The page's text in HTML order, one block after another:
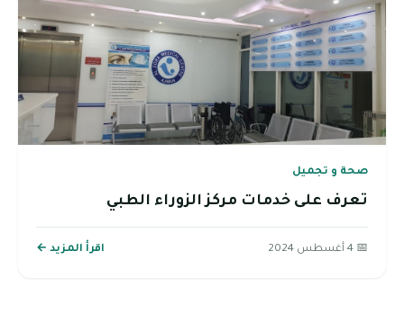
صحة و تجميل
تعرف على خدمات مركز الزوراء الطبي
📅 4 أغسطس 2024 اقرأ المزيد ←